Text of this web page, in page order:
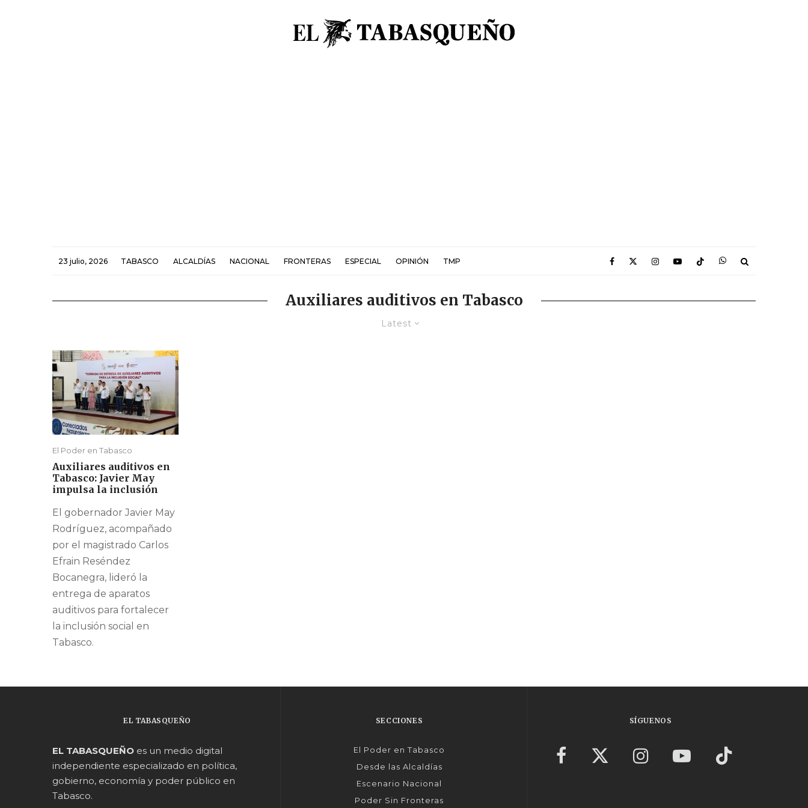
23 julio, 2026 TABASCO ALCALDÍAS NACIONAL FRONTERAS ESPECIAL OPINIÓN TMP
Auxiliares auditivos en Tabasco
Latest
El Poder en Tabasco
Auxiliares auditivos en
Tabasco: Javier May
impulsa la inclusión
El gobernador Javier May
Rodríguez, acompañado
por el magistrado Carlos
Efrain Reséndez
Bocanegra, lideró la
entrega de aparatos
auditivos para fortalecer
la inclusión social en
Tabasco.
EL TABASQUEÑO
EL TABASQUEÑO es un medio digital
independiente especializado en política,
gobierno, economía y poder público en
Tabasco.
SECCIONES
El Poder en Tabasco
Desde las Alcaldías
Escenario Nacional
Poder Sin Fronteras
SÍGUENOS